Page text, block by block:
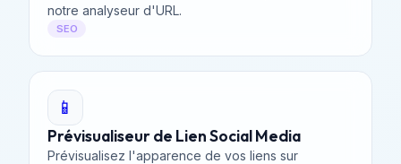
notre analyseur d'URL.
SEO
📱
Prévisualiseur de Lien Social Media
Prévisualisez l'apparence de vos liens sur